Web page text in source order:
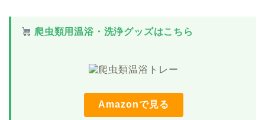
爬虫類用温浴・洗浄グッズはこちら
Amazonで見る